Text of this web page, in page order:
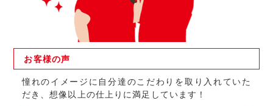
お客様の声
憧れのイメージに自分達のこだわりを取り入れていた
だき、想像以上の仕上りに満足しています！